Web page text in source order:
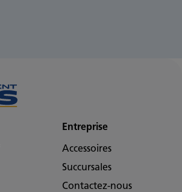
Entreprise
Accessoires
Succursales
Contactez-nous